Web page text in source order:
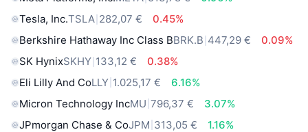
Tesla, Inc.TSLA 282,07 €
0.45%
Berkshire Hathaway Inc Class BBRK.B 447,29 €
0.09%
SK HynixSKHY 133,12 €
0.38%
Eli Lilly And CoLLY 1.025,17 €
6.16%
Micron Technology IncMU 796,37 €
3.07%
JPmorgan Chase & CoJPM 313,05 €
1.16%